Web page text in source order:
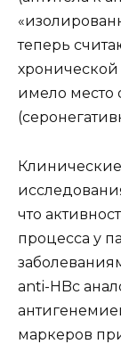
теперь
имело место
что
процесса у
anti-HBc
маркеров